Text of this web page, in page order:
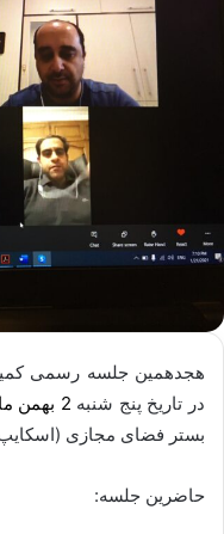
هجدهمین جلسه رسمی
در تاریخ ­پنج شنبه 2 بهمن ماه
بستر فضای مجازی
حاضرین جلسه: